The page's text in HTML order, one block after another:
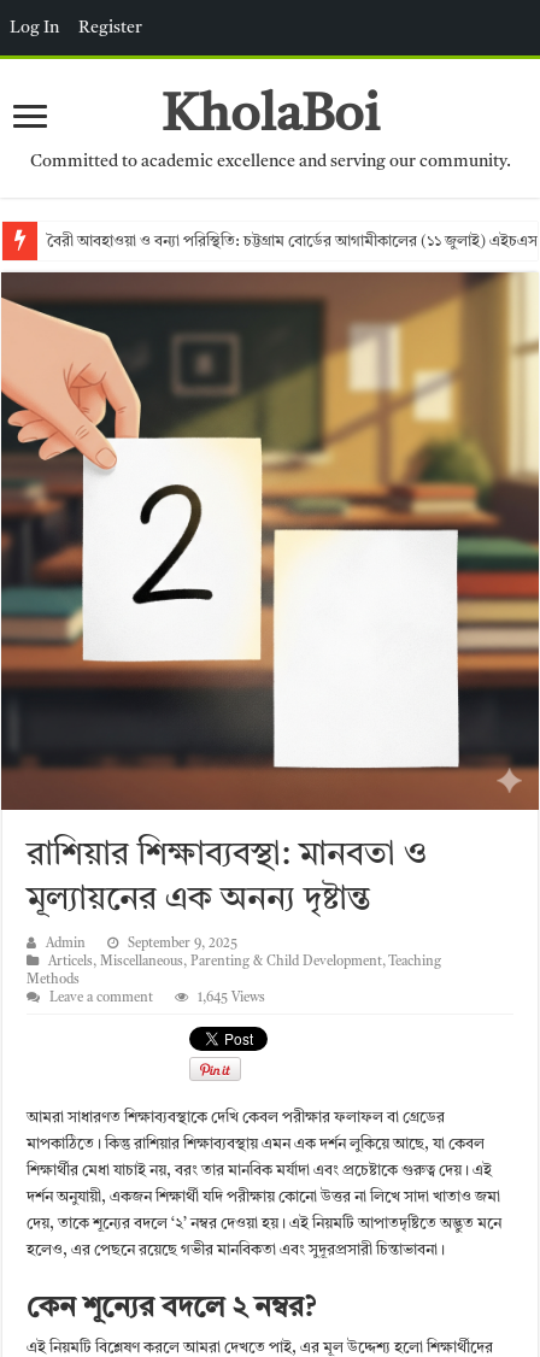
KholaBoi
Committed to academic excellence and serving our community.
বৈরী আবহাওয়া ও বন্যা পরিস্থিতি: চট্টগ্রাম বোর্ডের আগামীকালের (১১ জুলাই)
রাশিয়ার শিক্ষাব্যবস্থা: মানবতা ও
মূল্যায়নের এক অনন্য দৃষ্টান্ত
Admin
September 9, 2025
Articels,Miscellaneous,Parenting & Child Development, Teaching
Methods
Leave a comment
1,645 Views
আমরা সাধারণত শিক্ষাব্যবস্থাকে দেখি কেবল পরীক্ষার ফলাফল বা গ্রেডের
মাপকাঠিতে। কিন্তু রাশিয়ার শিক্ষাব্যবস্থায় এমন এক দর্শন লুকিয়ে আছে, যা কেবল
শিক্ষার্থীর মেধা যাচাই নয়, বরং তার মানবিক মর্যাদা এবং প্রচেষ্টাকে গুরুত্ব দেয়। এই
দর্শন অনুযায়ী, একজন শিক্ষার্থী যদি পরীক্ষায় কোনো উত্তর না লিখে সাদা খাতাও জমা
দেয়, তাকে শূন্যের বদলে ‘২’ নম্বর দেওয়া হয়। এই নিয়মটি আপাতদৃষ্টিতে অদ্ভুত মনে
হলেও, এর পেছনে রয়েছে গভীর মানবিকতা এবং সুদূরপ্রসারী চিন্তাভাবনা।
কেন শূন্যের বদলে ২ নম্বর?
এই নিয়মটি বিশ্লেষণ করলে আমরা দেখতে পাই, এর মূল উদ্দেশ্য হলো শিক্ষার্থীদের
Log In Register